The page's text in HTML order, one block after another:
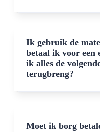
Ik gebruik de
betaal ik voor een
ik alles de
terugbreng?
Moet ik borg